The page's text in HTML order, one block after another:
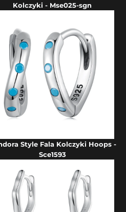
Kolczyki - Mse025-sgn
Style Fala Kolczyki Hoops -
Sce1593